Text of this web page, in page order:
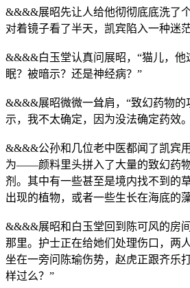
&&&&展昭先让人给他彻彻底底洗了
对着镜子看了半天，凯宾陷入一种迷
&&&&白玉堂认真问展昭，“猫儿，他
眠？被暗示？还是神经病？”
&&&&展昭微微一耸肩，“致幻药物的
示，我不太确定，因为没法确定药效
&&&&公孙和几位老中医都闻了凯宾
为——颜料里头拼入了大量的致幻药
剂。其中有一些甚至是境内找不到的
出现的植物，或者一些生长在海底的藻
&&&&展昭和白玉堂回到陈可风的房
那里。护士正在给她们处理伤口，两
坐在一旁问陈瑜伤势，赵虎正跟齐乐
样过么？”